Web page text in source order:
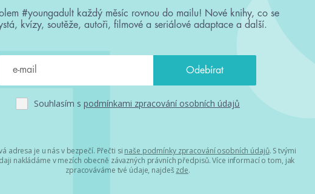
#youngadult každý měsíc rovnou do mailu! Nové knihy, co se
kvízy, soutěže, autoři, filmové a seriálové adaptace a další.
Souhlasím s podmínkami zpracování osobních údajů
adresa je u nás v bezpečí. Přečti si naše podmínky zpracování osobních údajů. S tvými
nakládáme v mezích obecně závazných právních předpisů. Více informací o tom, jak
zpracováváme tvé údaje, najdeš zde.